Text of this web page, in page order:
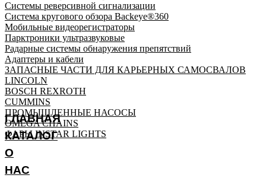
ГЛАВНАЯ
КАТАЛОГ
О
НАС
Системы реверсивной сигнализации
Система кругового обзора Backeye®360
Мобильные видеорегистраторы
Парктроники ультразвуковые
Радарные системы обнаружения препятствий
Адаптеры и кабели
ЗАПАСНЫЕ ЧАСТИ ДЛЯ КАРЬЕРНЫХ САМОСВАЛОВ
LINCOLN
BOSCH REXROTH
CUMMINS
ПРОМЫШЛЕННЫЕ НАСОСЫ
OMEGA CHAINS
ФАРЫ INSTAR LIGHTS